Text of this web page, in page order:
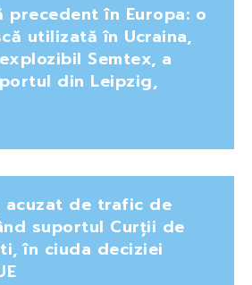
în Europa: o
utilizată în Ucraina,
Semtex, a
din Leipzig,
acuzat de trafic de
suportul Curții de
în ciuda deciziei